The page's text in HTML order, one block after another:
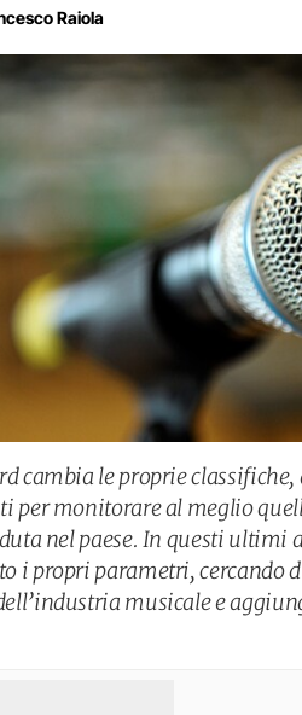
Raiola
cambia le proprie
per monitorare al meglio
nel paese. In questi ultimi
i propri parametri, cercando
musicale e